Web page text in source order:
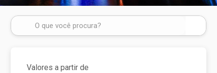
Valores a partir de